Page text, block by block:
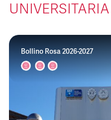
FAQBollino Rosa 2026-2027